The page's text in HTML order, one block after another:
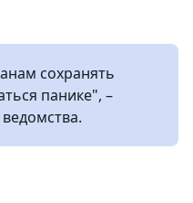
сохранять
панике", –